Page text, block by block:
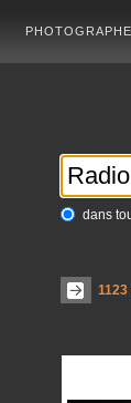
dans
1123